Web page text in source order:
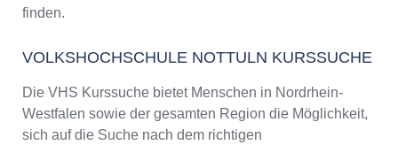
finden.
VOLKSHOCHSCHULE NOTTULN KURSSUCHE
Die VHS Kurssuche bietet Menschen in Nordrhein-
Westfalen sowie der gesamten Region die Möglichkeit,
sich auf die Suche nach dem richtigen